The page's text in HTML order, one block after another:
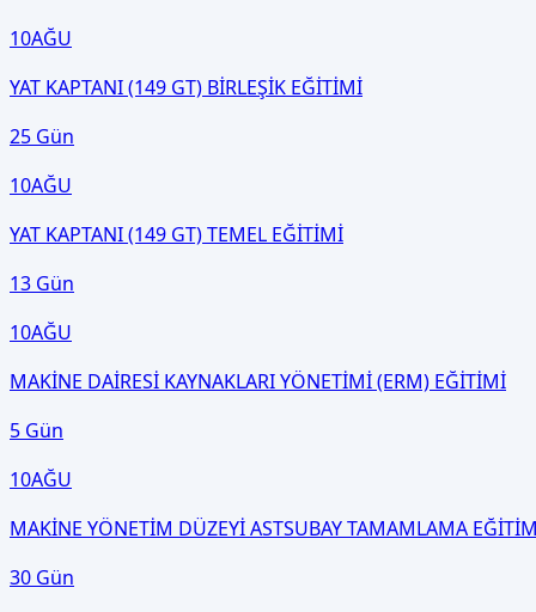
10AĞU
YAT KAPTANI (149 GT) BİRLEŞİK EĞİTİMİ
25 Gün
10AĞU
YAT KAPTANI (149 GT) TEMEL EĞİTİMİ
13 Gün
10AĞU
MAKİNE DAİRESİ KAYNAKLARI YÖNETİMİ (ERM) EĞİTİMİ
5 Gün
10AĞU
MAKİNE YÖNETİM DÜZEYİ ASTSUBAY TAMAMLAMA
30 Gün